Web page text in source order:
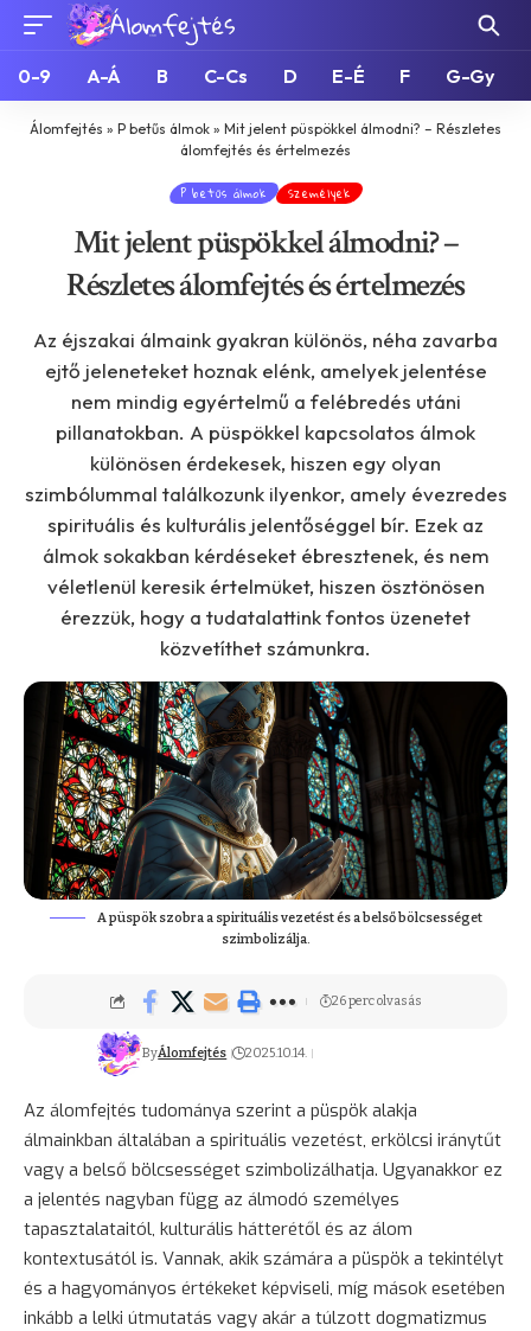
0-9 A-Á B C-Cs D E-É F G-Gy
Álomfejtés » P betűs álmok » Mit jelent püspökkel álmodni? – Részletes
álomfejtés és értelmezés
P betűs álmok Személyek
Mit jelent püspökkel álmodni? –
Részletes álomfejtés és értelmezés
Az éjszakai álmaink gyakran különös, néha zavarba
ejtő jeleneteket hoznak elénk, amelyek jelentése
nem mindig egyértelmű a felébredés utáni
pillanatokban. A püspökkel kapcsolatos álmok
különösen érdekesek, hiszen egy olyan
szimbólummal találkozunk ilyenkor, amely évezredes
spirituális és kulturális jelentőséggel bír. Ezek az
álmok sokakban kérdéseket ébresztenek, és nem
véletlenül keresik értelmüket, hiszen ösztönösen
érezzük, hogy a tudatalattink fontos üzenetet
közvetíthet számunkra.
A püspök szobra a spirituális vezetést és a belső bölcsességet
szimbolizálja.
ByÁlomfejtés 2025.10.14.
26 perc olvasás
Az álomfejtés tudománya szerint a püspök alakja
álmainkban általában a spirituális vezetést, erkölcsi iránytűt
vagy a belső bölcsességet szimbolizálhatja. Ugyanakkor ez
a jelentés nagyban függ az álmodó személyes
tapasztalataitól, kulturális hátterétől és az álom
kontextusától is. Vannak, akik számára a püspök a tekintélyt
és a hagyományos értékeket képviseli, míg mások esetében
inkább a lelki útmutatás vagy akár a túlzott dogmatizmus